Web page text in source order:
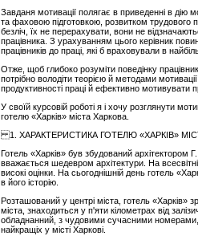
Завданя мотивації полягає в приведенні в дію
та фаховою підготовкою, розвитком трудового
безліч, їх не перерахувати, вони не
працівника. З урахуванням цього керівник
працівників до праці, які б враховували в
Отже, щоб глибоко розуміти поведінку
потрібно володіти теорією й методами
продуктивності праці й ефективно мотивувати
У своїй курсовій роботі я і хочу розглянути
готелю «Харків» міста Харкова.
1. ХАРАКТЕРИСТИКА ГОТЕЛЮ «ХАРКІВ»
Готель «Харків» був збудований
вважається шедевром архітектури. На
високі оцінки. На сьогоднішній день готель
в його історію.
Розташований у центрі міста, готель «Харків»
міста, знаходиться у п'яти кілометрах від
обладнанний, з чудовими сучасними
найкращіх у місті Харкові.